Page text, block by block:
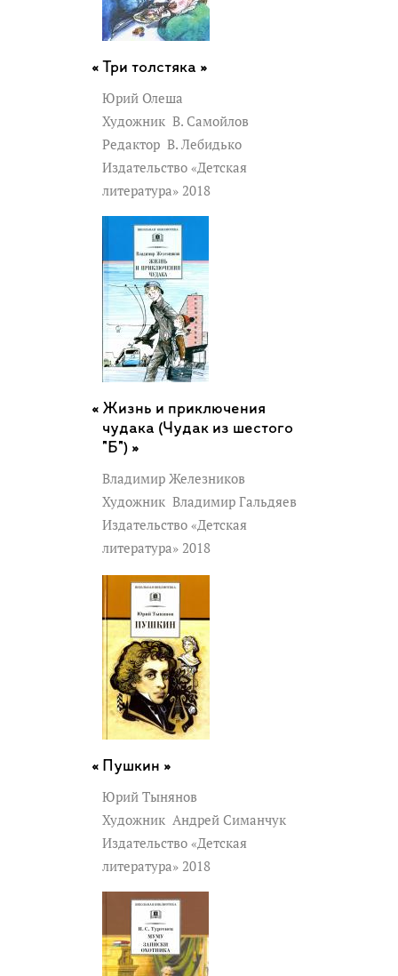
Три толстяка »
Юрий Олеша
Художник В. Самойлов
Редактор В. Лебидько
Издательство «Детская
литература» 2018
Жизнь и приключения
чудака (Чудак из шестого
"Б") »
Владимир Железников
Художник Владимир Гальдяев
Издательство «Детская
литература» 2018
Пушкин »
Юрий Тынянов
Художник Андрей Симанчук
Издательство «Детская
литература» 2018